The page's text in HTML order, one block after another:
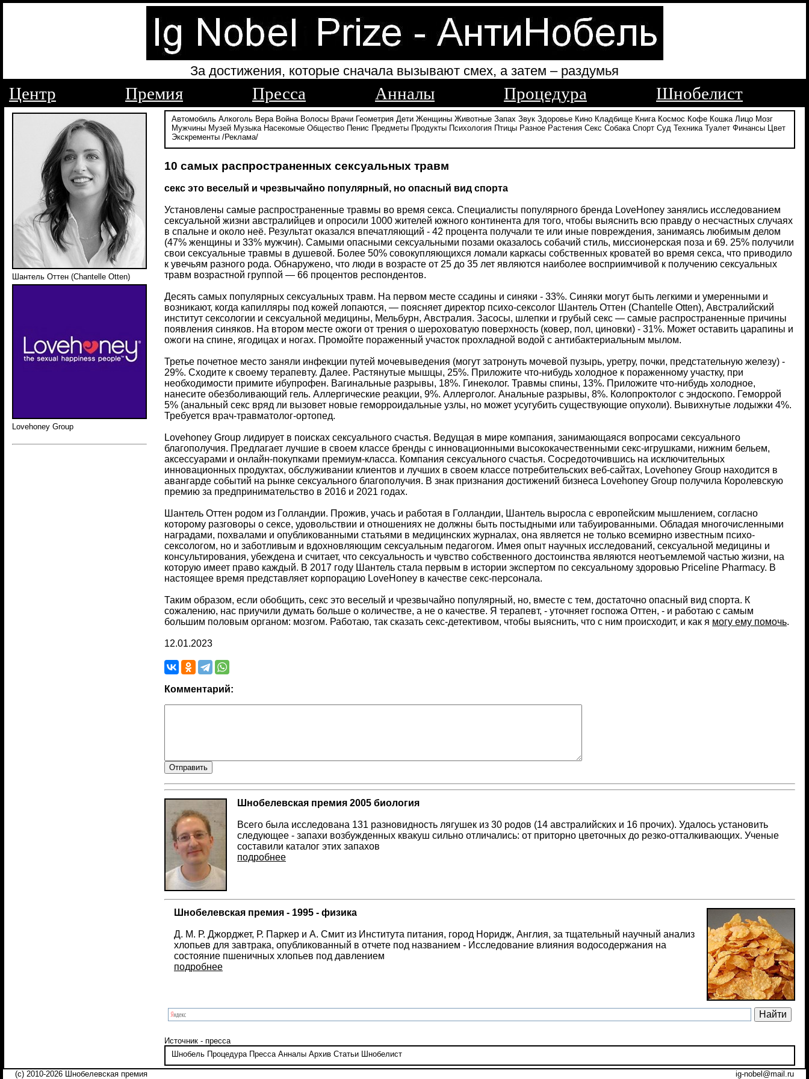
За достижения, которые сначала вызывают смех, а затем – раздумья
Центр Премия Пресса Анналы Процедура Шнобелист
Шантель Оттен (Chantelle Otten)
Lovehoney Group
Автомобиль Алкоголь Вера Война Волосы Врачи Геометрия Дети Женщины Животные Запах Звук Здоровье Кино Кладбище Книга Космос Кофе Кошка Лицо Мозг
Мужчины Музей Музыка Насекомые Общество Пенис Предметы Продукты Психология Птицы Разное Растения Секс Собака Спорт Суд Техника Туалет Финансы
Цвет
Экскременты /Реклама/
10 самых распространенных сексуальных травм
секс это веселый и чрезвычайно популярный, но опасный вид спорта
Установлены самые распространенные травмы во время секса. Специалисты популярного бренда LoveHoney занялись исследованием
сексуальной жизни австралийцев и опросили 1000 жителей южного континента для того, чтобы выяснить всю правду о несчастных случаях
в спальне и около неё. Результат оказался впечатляющий - 42 процента получали те или иные повреждения, занимаясь любимым делом
(47% женщины и 33% мужчин). Самыми опасными сексуальными позами оказалось собачий стиль, миссионерская поза и 69. 25% получили
свои сексуальные травмы в душевой. Более 50% совокупляющихся ломали каркасы собственных кроватей во время секса, что приводило
к увечьям разного рода. Обнаружено, что люди в возрасте от 25 до 35 лет являются наиболее восприимчивой к получению сексуальных
травм возрастной группой — 66 процентов респондентов.
Десять самых популярных сексуальных травм. На первом месте ссадины и синяки - 33%. Синяки могут быть легкими и умеренными и
возникают, когда капилляры под кожей лопаются, — поясняет директор психо-сексолог Шантель Оттен (Chantelle Otten), Австралийский
институт сексологии и сексуальной медицины, Мельбурн, Австралия. Засосы, шлепки и грубый секс — самые распространенные причины
появления синяков. На втором месте ожоги от трения о шероховатую поверхность (ковер, пол, циновки) - 31%. Может оставить царапины и
ожоги на спине, ягодицах и ногах. Промойте пораженный участок прохладной водой с антибактериальным мылом.
Третье почетное место заняли инфекции путей мочевыведения (могут затронуть мочевой пузырь, уретру, почки, предстательную железу) -
29%. Сходите к своему терапевту. Далее. Растянутые мышцы, 25%. Приложите что-нибудь холодное к пораженному участку, при
необходимости примите ибупрофен. Вагинальные разрывы, 18%. Гинеколог. Травмы спины, 13%. Приложите что-нибудь холодное,
нанесите обезболивающий гель. Аллергические реакции, 9%. Аллерголог. Анальные разрывы, 8%. Колопроктолог с эндоскопо. Геморрой
5% (анальный секс вряд ли вызовет новые геморроидальные узлы, но может усугубить существующие опухоли). Вывихнутые лодыжки 4%.
Требуется врач-травматолог-ортопед.
Lovehoney Group лидирует в поисках сексуального счастья. Ведущая в мире компания, занимающаяся вопросами сексуального
благополучия. Предлагает лучшие в своем классе бренды с инновационными высококачественными секс-игрушками, нижним бельем,
аксессуарами и онлайн-покупками премиум-класса. Компания сексуального счастья. Сосредоточившись на исключительных
инновационных продуктах, обслуживании клиентов и лучших в своем классе потребительских веб-сайтах, Lovehoney Group находится в
авангарде событий на рынке сексуального благополучия. В знак признания достижений бизнеса Lovehoney Group получила Королевскую
премию за предпринимательство в 2016 и 2021 годах.
Шантель Оттен родом из Голландии. Прожив, учась и работая в Голландии, Шантель выросла с европейским мышлением, согласно
которому разговоры о сексе, удовольствии и отношениях не должны быть постыдными или табуированными. Обладая многочисленными
наградами, похвалами и опубликованными статьями в медицинских журналах, она является не только всемирно известным психо-
сексологом, но и заботливым и вдохновляющим сексуальным педагогом. Имея опыт научных исследований, сексуальной медицины и
консультирования, убеждена и считает, что сексуальность и чувство собственного достоинства являются неотъемлемой частью жизни, на
которую имеет право каждый. В 2017 году Шантель стала первым в истории экспертом по сексуальному здоровью Priceline Pharmacy. В
настоящее время представляет корпорацию LoveHoney в качестве секс-персонала.
Таким образом, если обобщить, секс это веселый и чрезвычайно популярный, но, вместе с тем, достаточно опасный вид спорта. К
сожалению, нас приучили думать больше о количестве, а не о качестве. Я терапевт, - уточняет госпожа Оттен, - и работаю с самым
большим половым органом: мозгом. Работаю, так сказать секс-детективом, чтобы выяснить, что с ним происходит, и как я могу ему помочь.
12.01.2023
Комментарий:
Шнобелевская премия 2005 биология
Всего была исследована 131 разновидность лягушек из 30 родов (14 австралийских и 16 прочих). Удалось установить
следующее - запахи возбужденных квакуш сильно отличались: от приторно цветочных до резко-отталкивающих. Ученые
составили каталог этих запахов
подробнее
Шнобелевская премия - 1995 - физика
Д. М. Р. Джорджет, Р. Паркер и А. Смит из Института питания, город Норидж, Англия, за тщательный научный анализ
хлопьев для завтрака, опубликованный в отчете под названием - Исследование влияния водосодержания на
состояние пшеничных хлопьев под давлением
подробнее
Источник - пресса
Шнобель Процедура Пресса Анналы Архив Статьи Шнобелист
(c) 2010-2026 Шнобелевская премия ig-nobel@mail.ru